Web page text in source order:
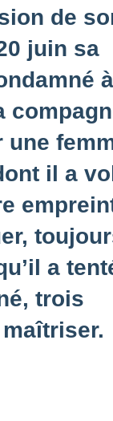
de
juin sa
à
il a
a
trois